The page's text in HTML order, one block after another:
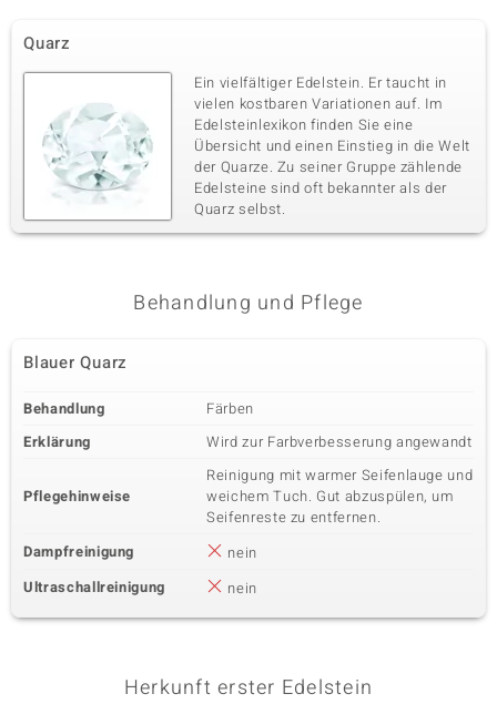
Quarz
Ein vielfältiger Edelstein. Er taucht in
vielen kostbaren Variationen auf. Im
Edelsteinlexikon finden Sie eine
Übersicht und einen Einstieg in die Welt
der Quarze. Zu seiner Gruppe zählende
Edelsteine sind oft bekannter als der
Quarz selbst.
Behandlung und Pflege
Blauer Quarz
Behandlung
Färben
Erklärung
Wird zur Farbverbesserung angewandt
Pflegehinweise
Reinigung mit warmer Seifenlauge und
weichem Tuch. Gut abzuspülen, um
Seifenreste zu entfernen.
Dampfreinigung
nein
Ultraschallreinigung
nein
Herkunft erster Edelstein